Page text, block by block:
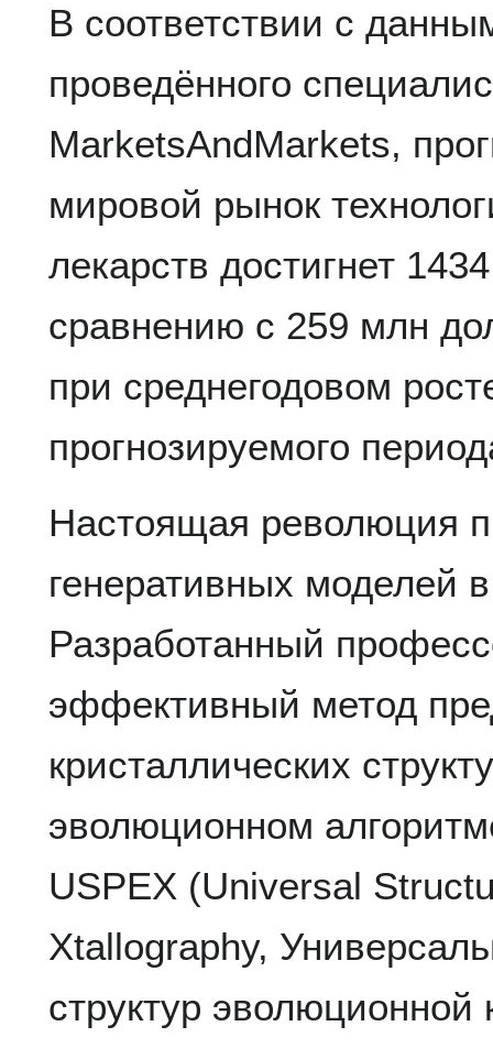
В соответствии с
проведённого
MarketsAndMarkets,
мировой рынок
лекарств достигнет
сравнению с 259 млн
при среднегодовом
прогнозируемого
Настоящая революция
генеративных моделей
Разработанный
эффективный метод
кристаллических
эволюционном
USPEX (Universal
Xtallography,
структур эволюционной